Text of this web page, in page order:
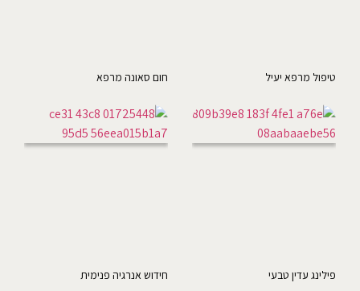
טיפול מרפא יעיל חום סאונה מרפא
פילינג עדין טבעי חידוש אנרגיה פנימית